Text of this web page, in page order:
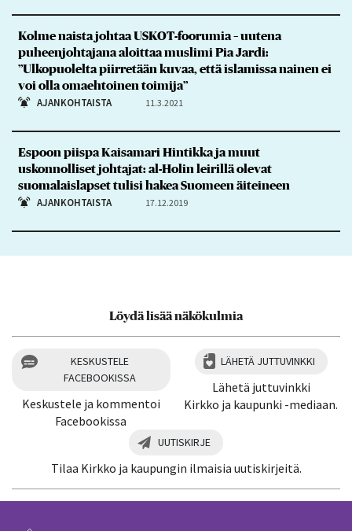
Kolme naista johtaa USKOT-foorumia – uutena
puheenjohtajana aloittaa muslimi Pia Jardi:
”Ulkopuolelta piirretään kuvaa, että islamissa nainen ei
voi olla omaehtoinen toimija”
AJANKOHTAISTA 11.3.2021
Espoon piispa Kaisamari Hintikka ja muut
uskonnolliset johtajat: al-Holin leirillä olevat
suomalaislapset tulisi hakea Suomeen äiteineen
AJANKOHTAISTA 17.12.2019
Löydä lisää näkökulmia
KESKUSTELE
FACEBOOKISSA
Keskustele ja kommentoi
Facebookissa
LÄHETÄ JUTTUVINKKI
Lähetä juttuvinkki
Kirkko ja kaupunki -mediaan.
UUTISKIRJE
Tilaa Kirkko ja kaupungin ilmaisia uutiskirjeitä.